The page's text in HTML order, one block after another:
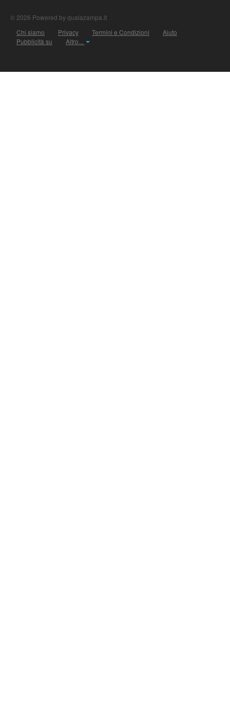
© 2026 Powered by qualazampa.it
Chi siamo
Privacy Termini e Condizioni
Aiuto
Pubblicità su
Altro...